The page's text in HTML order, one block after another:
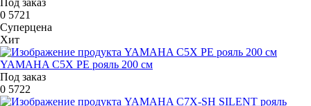
Под заказ
0 5721
Суперцена
Хит
YAMAHA C5X PE рояль 200 см
Под заказ
0 5722